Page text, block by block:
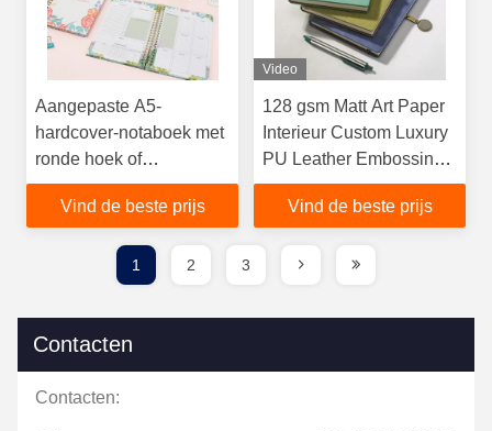
Aangepaste A5-
hardcover-notaboek met
ronde hoek of
rechterhoek
Vind de beste prijs
Video
128 gsm Matt Art Paper
Interieur Custom Luxury
PU Leather Embossing
Notebooks voor CMYK
Offset Printing
Vind de beste prijs
1 2 3
Contacten
Contacten: